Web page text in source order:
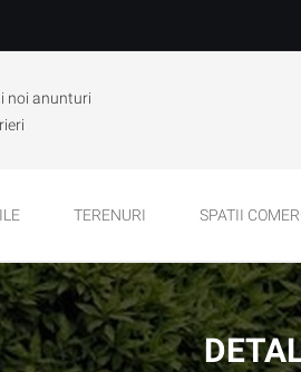
noi anunturi
TERENURI SPATII